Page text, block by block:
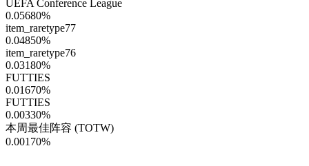
UEFA Conference League
0.05680%
item_raretype77
0.04850%
item_raretype76
0.03180%
FUTTIES
0.01670%
FUTTIES
0.00330%
本周最佳阵容 (TOTW)
0.00170%